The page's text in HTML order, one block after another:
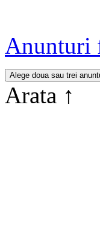
Anunturi
Arata ↑